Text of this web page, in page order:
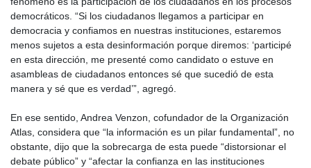
democráticos. “Si los ciudadanos llegamos a participar en
democracia y confiamos en nuestras instituciones, estaremos
menos sujetos a esta desinformación porque diremos: ‘participé
en esta dirección, me presenté como candidato o estuve en
asambleas de ciudadanos entonces sé que sucedió de esta
manera y sé que es verdad’”, agregó.
En ese sentido, Andrea Venzon, cofundador de la Organización
Atlas, considera que “la información es un pilar fundamental”, no
obstante, dijo que la sobrecarga de esta puede “distorsionar el
debate público” y “afectar la confianza en las instituciones